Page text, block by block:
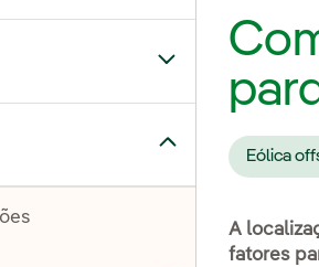
Alternar submenu
de Geração
Eólica
A
fatores